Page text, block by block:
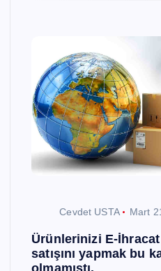
Cevdet USTA Mart
Ürünlerinizi E-
satışını yapmak bu